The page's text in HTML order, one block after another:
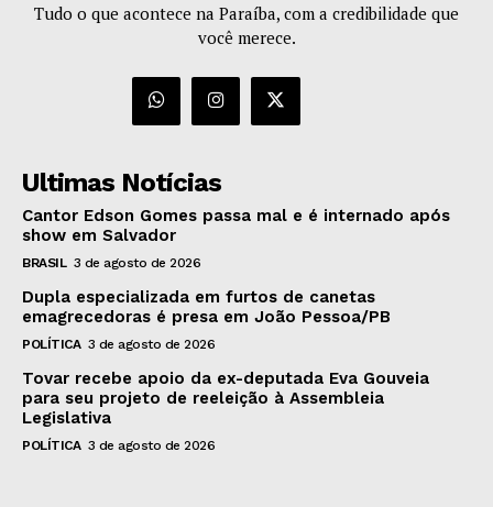
Tudo o que acontece na Paraíba, com a credibilidade que
você merece.
Ultimas Notícias
Cantor Edson Gomes passa mal e é internado após
show em Salvador
BRASIL 3 de agosto de 2026
Dupla especializada em furtos de canetas
emagrecedoras é presa em João Pessoa/PB
POLÍTICA 3 de agosto de 2026
Tovar recebe apoio da ex-deputada Eva Gouveia
para seu projeto de reeleição à Assembleia
Legislativa
POLÍTICA 3 de agosto de 2026